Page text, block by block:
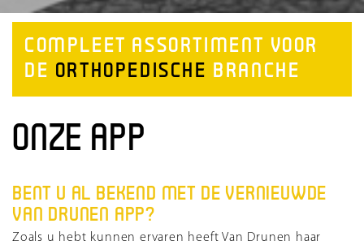
COMPLEET ASSORTIMENT VOOR
DE ORTHOPEDISCHE BRANCHE
ONZE APP
BENT U AL BEKEND MET DE VERNIEUWDE
VAN DRUNEN APP?
Zoals u hebt kunnen ervaren heeft Van Drunen haar